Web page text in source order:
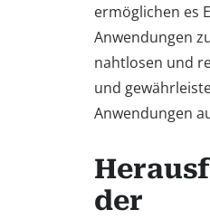
ermöglichen es
Anwendungen
nahtlosen und
und
Anwendungen
der